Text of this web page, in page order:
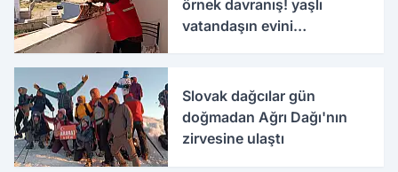
örnek davranış! yaşlı
vatandaşın evini
Slovak dağcılar gün
doğmadan Ağrı Dağı'nın
zirvesine ulaştı